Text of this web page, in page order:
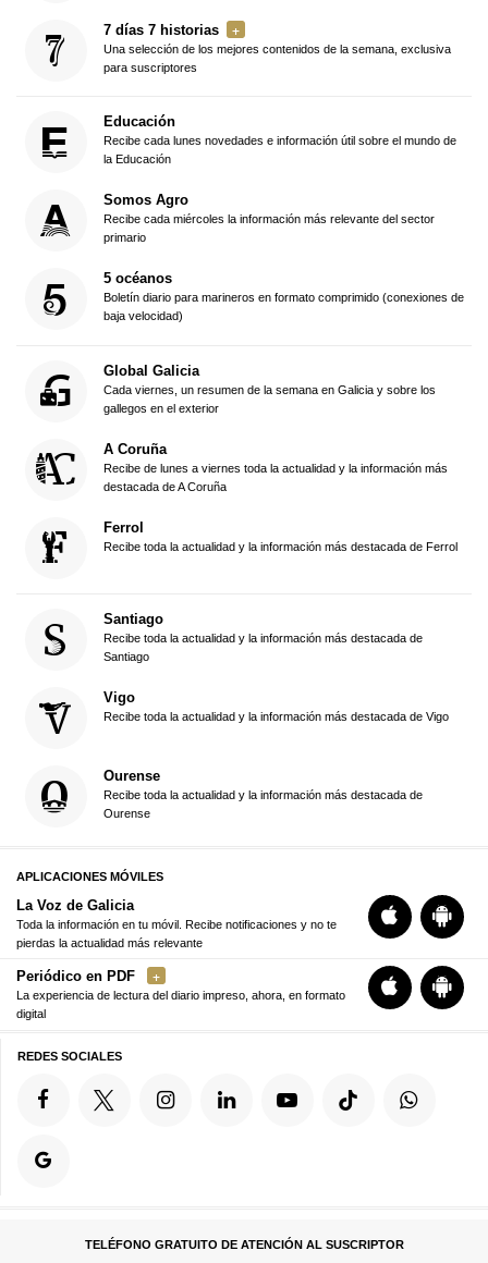
7 días 7 historias
Una selección de los mejores contenidos de la semana, exclusiva
para suscriptores
Educación
Recibe cada lunes novedades e información útil sobre el mundo de
la Educación
Somos Agro
Recibe cada miércoles la información más relevante del sector
primario
5 océanos
Boletín diario para marineros en formato comprimido (conexiones de
baja velocidad)
Global Galicia
Cada viernes, un resumen de la semana en Galicia y sobre los
gallegos en el exterior
A Coruña
Recibe de lunes a viernes toda la actualidad y la información más
destacada de A Coruña
Ferrol
Recibe toda la actualidad y la información más destacada de Ferrol
Santiago
Recibe toda la actualidad y la información más destacada de
Santiago
Vigo
Recibe toda la actualidad y la información más destacada de Vigo
Ourense
Recibe toda la actualidad y la información más destacada de
Ourense
APLICACIONES MÓVILES
La Voz de Galicia
Toda la información en tu móvil. Recibe notificaciones y no te
pierdas la actualidad más relevante
Periódico en PDF
La experiencia de lectura del diario impreso, ahora, en formato
digital
REDES SOCIALES
TELÉFONO GRATUITO DE ATENCIÓN AL SUSCRIPTOR